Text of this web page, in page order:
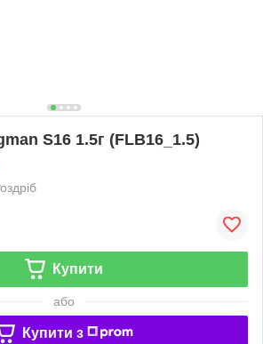
S16 1.5г (FLB16_1.5)
Купити
або
Купити з